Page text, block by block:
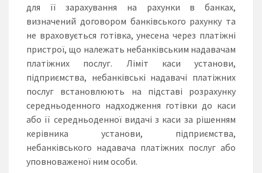
для її зарахування на рахунки в банках,
визначений договором банківського рахунку та
не враховується готівка, унесена через платіжні
пристрої, що належать небанківським надавачам
платіжних послуг. Ліміт каси установи,
підприємства, небанківські надавачі платіжних
послуг встановлюють на підставі розрахунку
середньоденного надходження готівки до каси
або її середньоденної видачі з каси за рішенням
керівника установи, підприємства,
небанківського надавача платіжних послуг або
уповноваженої ним особи.